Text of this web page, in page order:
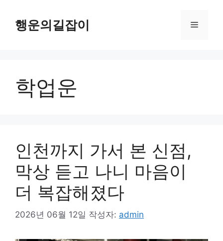
행운의길잡이 메
학업운
인천까지 가서 본 신점,
막상 듣고 나니 마음이
더 복잡해졌다
2026년 06월 12일 작성자: admin